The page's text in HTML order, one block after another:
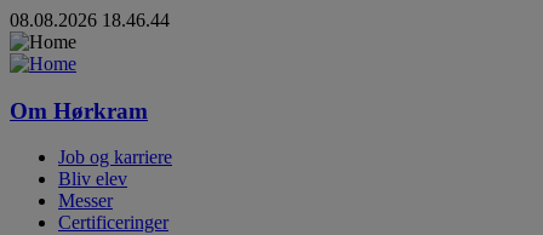
08.08.2026 18.46.44
Om Hørkram
Job og karriere
Bliv elev
Messer
Certificeringer